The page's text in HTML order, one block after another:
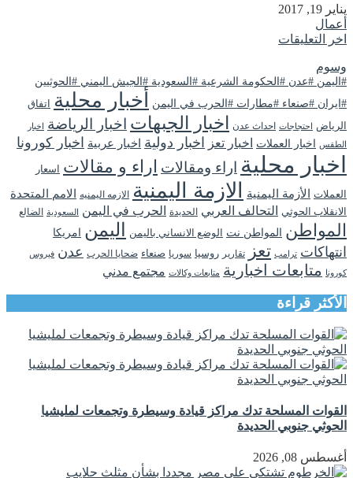
يناير 19, 2017
أعمال
اخر التعليقات
وسوم
#اليمن #عدن #الحكومة الشرعية #السعودية #الجيش اليمني #الحوثيين
#ايران #صنعاء #مطارات #الحرب في اليمن
أخبار محلية
اتفاق
الرياض
احتجاجات احداث عدن اخبار الجبهات اخبار الرياضة اخبار
الطقس
اخبار العملات اخبار تعز اخبار دولية اخبار عربية اخبار كورونا
اخبار محلية اراء ومقالات اراء و مقالات اسعار
العملات الأزمة اليمنية الازمة اليمنية الازمه اليمنيه الامم المتحدة
الانقلاب الحوثي التحالف العربي الحديدة الحرب في اليمن السعودية الضالع
المواطن المواطن نت الوضع الانساني باليمن اليمن امريكا
انتهاكات ترامب تعز تقارير روسيا سوريا صنعاء ضحايا الحرب عدن فيروس
كورونا متابعات اخبارية متابعات وكالات مجتمع مدني
الأكثر قراءة
القوات المسلحة تدك مراكز قيادة وسيطرة وتجمعات لمليشيا
الحوثي جنوبي الحديدة
أغسطس 08, 2026